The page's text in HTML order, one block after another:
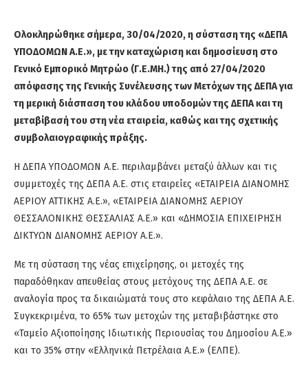
Ολοκληρώθηκε σήμερα, 30/04/2020,η σύσταση της «ΔΕΠΑ
ΥΠΟΔΟΜΩΝ Α.Ε.», με την καταχώριση και δημοσίευση στο
Γενικό Εμπορικό Μητρώο (Γ.Ε.ΜΗ.) της από 27/04/2020
απόφασης της Γενικής Συνέλευσης των Μετόχων της ΔΕΠΑ για
τη μερική διάσπαση του κλάδου υποδομών της ΔΕΠΑ και τη
μεταβίβασή του στη νέα εταιρεία, καθώς και της σχετικής
συμβολαιογραφικής πράξης.
Η ΔΕΠΑ ΥΠΟΔΟΜΩΝ Α.Ε. περιλαμβάνει μεταξύ άλλων και τις
συμμετοχές της ΔΕΠΑ Α.Ε. στις εταιρείες «ΕΤΑΙΡΕΙΑ ΔΙΑΝΟΜΗΣ
ΑΕΡΙΟΥ ΑΤΤΙΚΗΣ Α.Ε.», «ΕΤΑΙΡΕΙΑ ΔΙΑΝΟΜΗΣ ΑΕΡΙΟΥ
ΘΕΣΣΑΛΟΝΙΚΗΣ ΘΕΣΣΑΛΙΑΣ Α.Ε.» και «ΔΗΜΟΣΙΑ ΕΠΙΧΕΙΡΗΣΗ
ΔΙΚΤΥΩΝ ΔΙΑΝΟΜΗΣ ΑΕΡΙΟΥ Α.Ε.».
Με τη σύσταση της νέας επιχείρησης, οι μετοχές της
παραδόθηκαν απευθείας στους μετόχους της ΔΕΠΑ Α.Ε. σε
αναλογία προς τα δικαιώματά τους στο κεφάλαιο της ΔΕΠΑ Α.Ε.
Συγκεκριμένα, το 65% των μετοχών της μεταβιβάστηκε στο
«Ταμείο Αξιοποίησης Ιδιωτικής Περιουσίας του Δημοσίου Α.Ε.»
και το 35% στην «Ελληνικά Πετρέλαια Α.Ε.» (ΕΛΠΕ).